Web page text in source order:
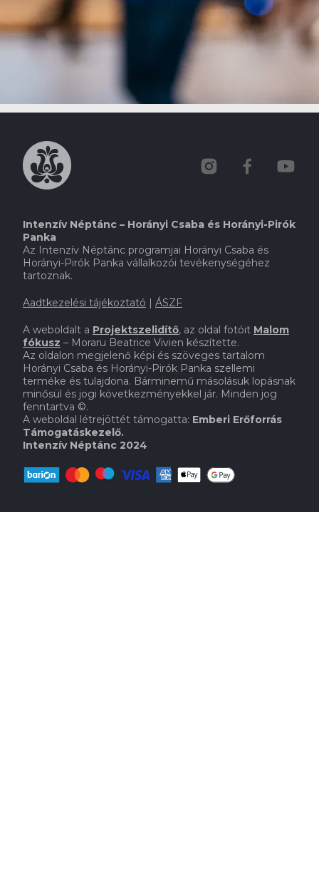
Intenzív Néptánc – Horányi Csaba és Horányi-Pirók
Panka
Az Intenzív Néptánc programjai Horányi Csaba és
Horányi-Pirók Panka vállalkozói tevékenységéhez
tartoznak.
Aadtkezelési tájékoztató | ÁSZF
A weboldalt a Projektszelidítő, az oldal fotóit Malom
fókusz – Moraru Beatrice Vivien készítette.
Az oldalon megjelenő képi és szöveges tartalom
Horányi Csaba és Horányi-Pirók Panka szellemi
terméke és tulajdona. Bárminemű másolásuk lopásnak
minősül és jogi következményekkel jár. Minden jog
fenntartva ©.
A weboldal létrejöttét támogatta: Emberi Erőforrás
Támogatáskezelő.
Intenzív Néptánc 2024